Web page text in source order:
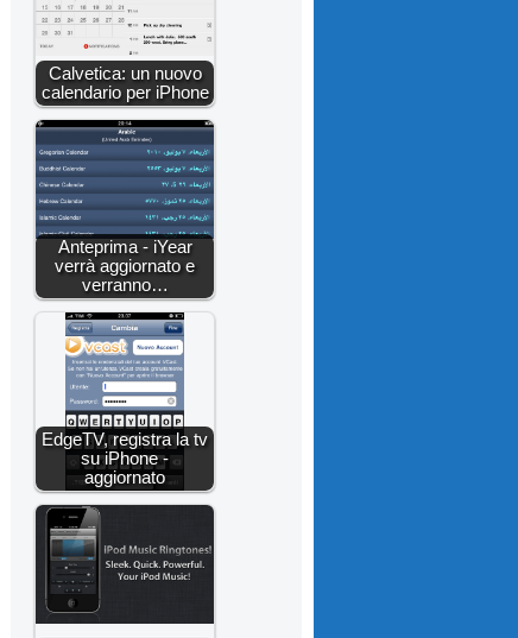
Calvetica: un nuovo
calendario per iPhone
Anteprima - iYear
verrà aggiornato e
verranno…
EdgeTV, registra la tv
su iPhone -
aggiornato